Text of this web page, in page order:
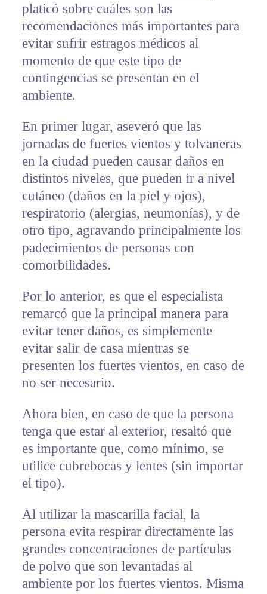
platicó sobre cuáles son las
recomendaciones más importantes para
evitar sufrir estragos médicos al
momento de que este tipo de
contingencias se presentan en el
ambiente.
En primer lugar, aseveró que las
jornadas de fuertes vientos y tolvaneras
en la ciudad pueden causar daños en
distintos niveles, que pueden ir a nivel
cutáneo (daños en la piel y ojos),
respiratorio (alergias, neumonías), y de
otro tipo, agravando principalmente los
padecimientos de personas con
comorbilidades.
Por lo anterior, es que el especialista
remarcó que la principal manera para
evitar tener daños, es simplemente
evitar salir de casa mientras se
presenten los fuertes vientos, en caso de
no ser necesario.
Ahora bien, en caso de que la persona
tenga que estar al exterior, resaltó que
es importante que, como mínimo, se
utilice cubrebocas y lentes (sin importar
el tipo).
Al utilizar la mascarilla facial, la
persona evita respirar directamente las
grandes concentraciones de partículas
de polvo que son levantadas al
ambiente por los fuertes vientos. Misma